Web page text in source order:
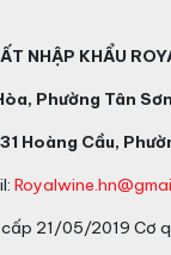
NHẬP KHẨU
Phường Tân
Hoàng Cầu,
21/05/2019 Cơ